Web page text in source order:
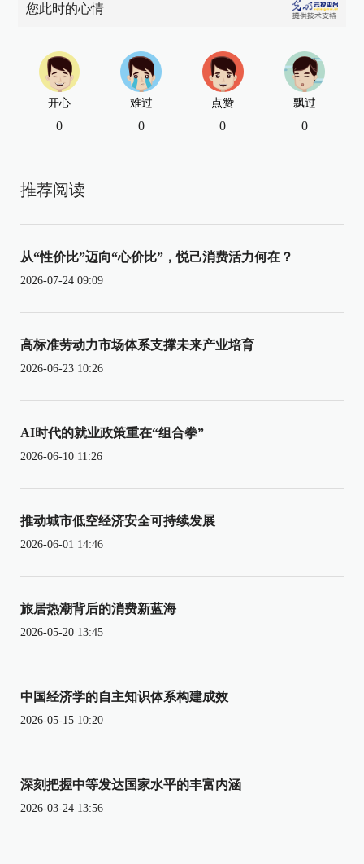
您此时的心情
开心
0
难过
0
点赞
0
飘过
0
推荐阅读
从“性价比”迈向“心价比”，悦己消费活力何在？
2026-07-24 09:09
高标准劳动力市场体系支撑未来产业培育
2026-06-23 10:26
AI时代的就业政策重在“组合拳”
2026-06-10 11:26
推动城市低空经济安全可持续发展
2026-06-01 14:46
旅居热潮背后的消费新蓝海
2026-05-20 13:45
中国经济学的自主知识体系构建成效
2026-05-15 10:20
深刻把握中等发达国家水平的丰富内涵
2026-03-24 13:56